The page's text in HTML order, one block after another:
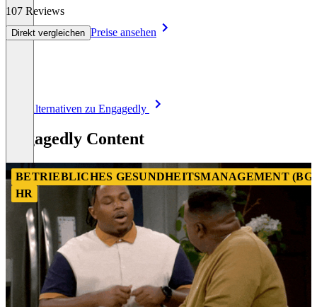
107 Reviews
Direkt vergleichen Preise ansehen
Alle Alternativen zu Engagedly
Engagedly Content
BETRIEBLICHES GESUNDHEITSMANAGEMENT
HR